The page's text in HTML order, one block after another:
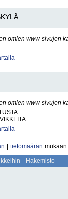
omien www-sivujen
omien www-sivujen
tietomäärän mukaan
Hakemisto